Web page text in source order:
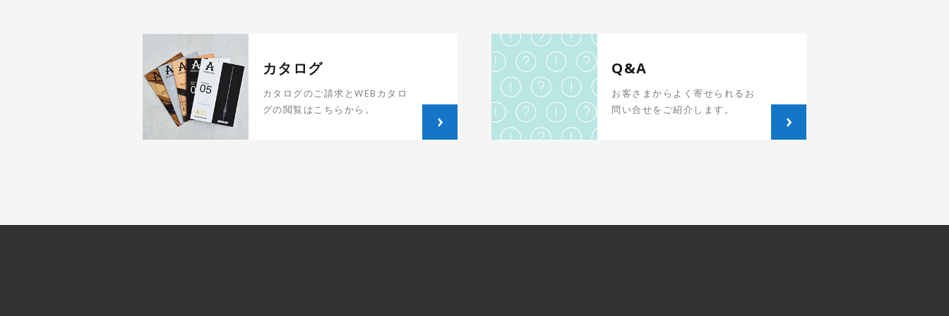
カタログ
カタログのご請求とWEBカタロ
グの閲覧はこちらから。
Q&A
お客さまからよく寄せられるお
問い合せをご紹介します。